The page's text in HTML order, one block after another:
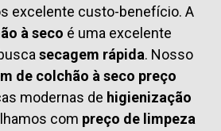
excelente custo-benefício. A
à seco é uma excelente
secagem rápida. Nosso
de colchão à seco preço
modernas de higienização
com preço de limpeza